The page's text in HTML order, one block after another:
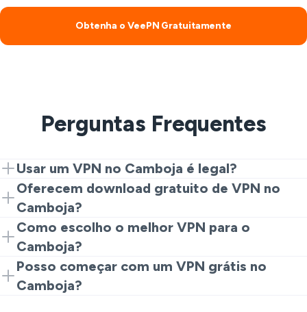
Obtenha o VeePN Gratuitamente
Perguntas Frequentes
Usar um VPN no Camboja é legal?
Sim. VPNs são legais para privacidade e segurança.
Atividades ilegais continuam proibidas.
Oferecem download gratuito de VPN no
Camboja?
Sim. Comece com o complemento de navegador para
uma experiência de VPN gratuita no Camboja, depois
instale aplicativos a qualquer momento.
Como escolho o melhor VPN para o
Camboja?
Procure velocidade, segurança e disponibilidade de
servidor VPN no Camboja. A VeePN cobre isso e
muito mais para trabalho, streaming e viagens.
Posso começar com um VPN grátis no
Camboja?